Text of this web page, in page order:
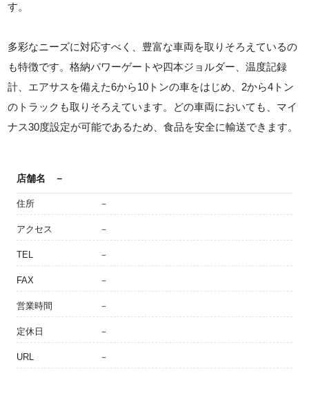
す。
多彩なニーズに対応すべく、豊富な車両を取りそろえているの
も特徴です。格納パワーゲートや四本ジョルダー、温度記録
計、エアサスを備えた6から10トンの車をはじめ、2から4トン
のトラックも取りそろえています。どの車両においても、マイ
ナス30度設定が可能であるため、食品を安全に輸送できます。
店舗名 －
住所 －
アクセス －
TEL －
FAX －
営業時間 －
定休日 －
URL －